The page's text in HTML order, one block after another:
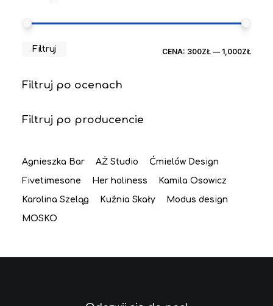
Filtruj CENA: 300ZŁ — 1,000ZŁ
Filtruj po ocenach
Filtruj po producencie
Agnieszka Bar AŻ Studio Ćmielów Design
Fivetimesone Her holiness Kamila Osowicz
Karolina Szeląg Kuźnia Skały Modus design
MOSKO